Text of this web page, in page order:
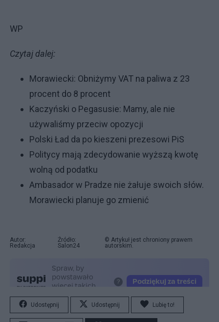
WP
Czytaj dalej:
Morawiecki: Obniżymy VAT na paliwa z 23
procent do 8 procent
Kaczyński o Pegasusie: Mamy, ale nie
używaliśmy przeciw opozycji
Polski Ład da po kieszeni prezesowi PiS
Politycy mają zdecydowanie wyższą kwotę
wolną od podatku
Ambasador w Pradze nie żałuje swoich słów.
Morawiecki planuje go zmienić
Autor:
Redakcja
Źródło:
Salon24
© Artykuł jest chroniony prawem
autorskim.
Udostępnij Udostępnij Lubię to!